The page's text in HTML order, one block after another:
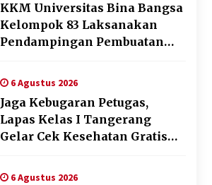
KKM Universitas Bina Bangsa
Kelompok 83 Laksanakan
Pendampingan Pembuatan
Memperkuat Pemasaran
UMKM di Desa Cempaka
6 Agustus 2026
Jaga Kebugaran Petugas,
Lapas Kelas I Tangerang
Gelar Cek Kesehatan Gratis
6 Agustus 2026